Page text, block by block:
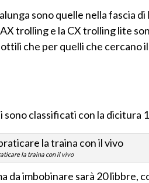
sono quelle nella fascia
trolling e la CX trolling lite
che per quelli che cercano
classificati con la dicitura
la traina con il vivo
da imbobinare sarà 20 libbre,